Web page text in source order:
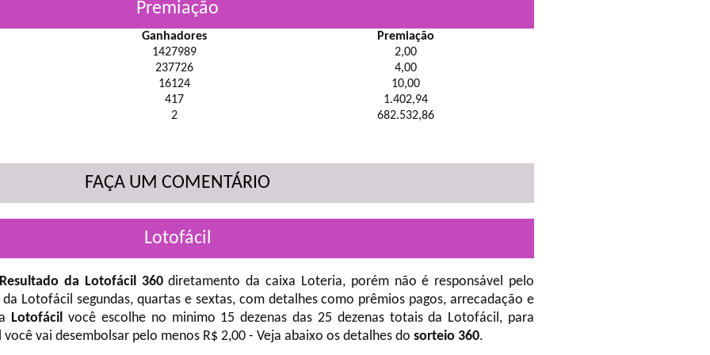
Premiação
Ganhadores
Premiação
1427989
2,00
237726
4,00
16124
10,00
417
1.402,94
2
682.532,86
FAÇA UM COMENTÁRIO
Lotofácil
Resultado da Lotofácil 360diretamento da caixa Loteria, porém não é responsável pelo
da Lotofácil segundas, quartas e sextas, com detalhes como prêmios pagos, arrecadação e
Lotofácil você escolhe no minimo 15 dezenas das 25 dezenas totais da Lotofácil, para
vai desembolsar pelo menos R$ 2,00 - Veja abaixo os detalhes do sorteio 360.